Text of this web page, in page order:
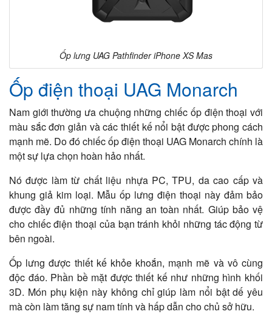
Ốp lưng UAG Pathfinder iPhone XS Mas
Ốp điện thoại UAG Monarch
Nam giới thường ưa chuộng những chiếc ốp điện thoại với
màu sắc đơn giản và các thiết kế nổi bật được phong cách
mạnh mẽ. Do đó chiếc ốp điện thoại UAG Monarch chính là
một sự lựa chọn hoàn hảo nhất.
Nó được làm từ chất liệu nhựa PC, TPU, da cao cấp và
khung giả kim loại. Mẫu ốp lưng điện thoại này đảm bảo
được đầy đủ những tính năng an toàn nhất. Giúp bảo vệ
cho chiếc điện thoại của bạn tránh khỏi những tác động từ
bên ngoài.
Ốp lưng được thiết kế khỏe khoắn, mạnh mẽ và vô cùng
độc đáo. Phần bề mặt được thiết kế như những hình khối
3D. Món phụ kiện này không chỉ giúp làm nổi bật dế yêu
mà còn làm tăng sự nam tính và hấp dẫn cho chủ sở hữu.